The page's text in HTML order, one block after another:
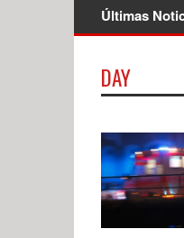
Últimas
joven de 19 años tras trágico
DAY